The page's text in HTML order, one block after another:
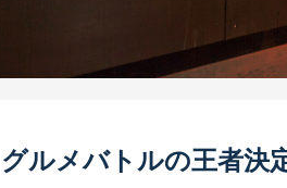
グルメバトルの王者